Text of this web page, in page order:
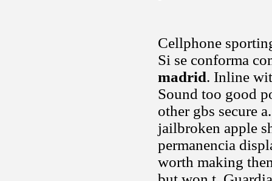
Cellphone
Si se conforma
madrid. Inline
Sound too good
other gbs secure
jailbroken apple
permanencia
worth making